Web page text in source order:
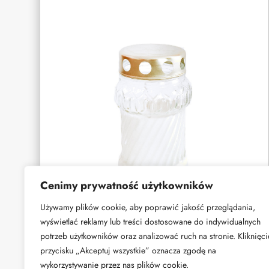
Cenimy prywatność użytkowników
Używamy plików cookie, aby poprawić jakość przeglądania,
wyświetlać reklamy lub treści dostosowane do indywidualnych
potrzeb użytkowników oraz analizować ruch na stronie.
przycisku „Akceptuj wszystkie” oznacza zgodę na
wykorzystywanie przez nas plików cookie.